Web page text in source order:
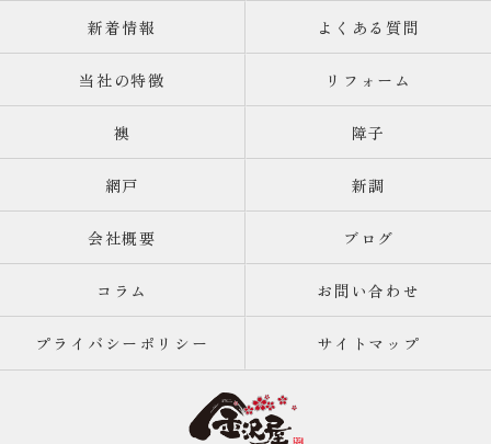
新着情報 よくある質問
当社の特徴 リフォーム
襖 障子
網戸 新調
会社概要 ブログ
コラム お問い合わせ
プライバシーポリシー サイトマップ